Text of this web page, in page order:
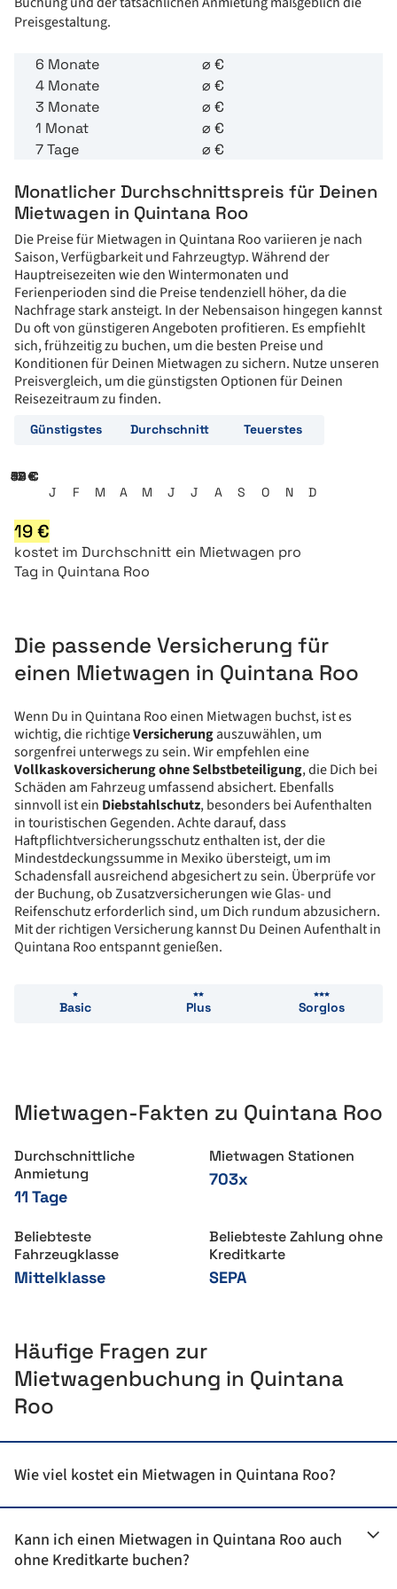
Preisgestaltung.
6 Monate ⌀ €
4 Monate
⌀ €
3 Monate
⌀ €
1 Monat
⌀ €
7 Tage
⌀ €
Monatlicher Durchschnittspreis für Deinen
Mietwagen in Quintana Roo
Die Preise für Mietwagen in Quintana Roo variieren je nach
Saison, Verfügbarkeit und Fahrzeugtyp. Während der
Hauptreisezeiten wie den Wintermonaten und
Ferienperioden sind die Preise tendenziell höher, da die
Nachfrage stark ansteigt. In der Nebensaison hingegen kannst
Du oft von günstigeren Angeboten profitieren. Es empfiehlt
sich, frühzeitig zu buchen, um die besten Preise und
Konditionen für Deinen Mietwagen zu sichern. Nutze unseren
Preisvergleich, um die günstigsten Optionen für Deinen
Reisezeitraum zu finden.
Günstigstes Durchschnitt Teuerstes
16 €
32 €
48 €
64 €
80 €
J
F M A M J J A S O N D
19€
kostet im Durchschnitt ein Mietwagen pro
Tag in Quintana Roo
Die passende Versicherung für
einen Mietwagen in Quintana Roo
Wenn Du in Quintana Roo einen Mietwagen buchst, ist es
wichtig, die richtigeVersicherungauszuwählen, um
sorgenfrei unterwegs zu sein. Wir empfehlen eine
Vollkaskoversicherung ohne Selbstbeteiligung, die Dich bei
Schäden am Fahrzeug umfassend absichert. Ebenfalls
sinnvoll ist ein Diebstahlschutz, besonders bei Aufenthalten
in touristischen Gegenden. Achte darauf, dass
Haftpflichtversicherungsschutz enthalten ist, der die
Mindestdeckungssumme in Mexiko übersteigt, um im
Schadensfall ausreichend abgesichert zu sein. Überprüfe vor
der Buchung, ob Zusatzversicherungen wie Glas- und
Reifenschutz erforderlich sind, um Dich rundum abzusichern.
Mit der richtigen Versicherung kannst Du Deinen Aufenthalt in
Quintana Roo entspannt genießen.
Basic Plus Sorglos
Mietwagen-Fakten zu Quintana Roo
Durchschnittliche
Anmietung
11 Tage
Mietwagen Stationen
703x
Beliebteste
Fahrzeugklasse
Mittelklasse
Beliebteste Zahlung ohne
Kreditkarte
SEPA
Häufige Fragen zur
Mietwagenbuchung in Quintana
Roo
Wie viel kostet ein Mietwagen in Quintana Roo?
Einen günstigen Mietwagen gibt es schon ab 47 €pro Woche.
Wir vergleichen die Preise aller namhaften Autovermietungen
und zeigen Dir das beste Angebot.
Kann ich einen Mietwagen in Quintana Roo auch
ohne Kreditkarte buchen?